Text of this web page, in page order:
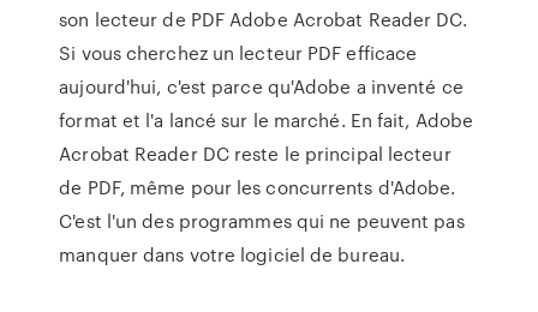
son lecteur de PDF Adobe Acrobat Reader DC.
Si vous cherchez un lecteur PDF efficace
aujourd'hui, c'est parce qu'Adobe a inventé ce
format et l'a lancé sur le marché. En fait, Adobe
Acrobat Reader DC reste le principal lecteur
de PDF, même pour les concurrents d'Adobe.
C'est l'un des programmes qui ne peuvent pas
manquer dans votre logiciel de bureau.